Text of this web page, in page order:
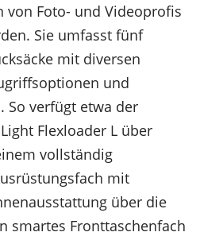
von Foto- und Videoprofis
Sie umfasst fünf
mit diversen
und
So verfügt etwa der
Flexloader L über
vollständig
mit
über die
smartes Fronttaschenfach